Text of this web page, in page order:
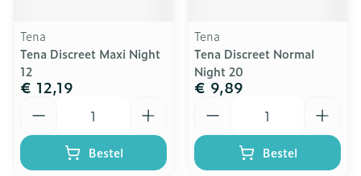
Tena
Tena Discreet Maxi Night
12
€ 12,19
Bestel
Tena
Tena Discreet Normal
Night 20
€ 9,89
Bestel